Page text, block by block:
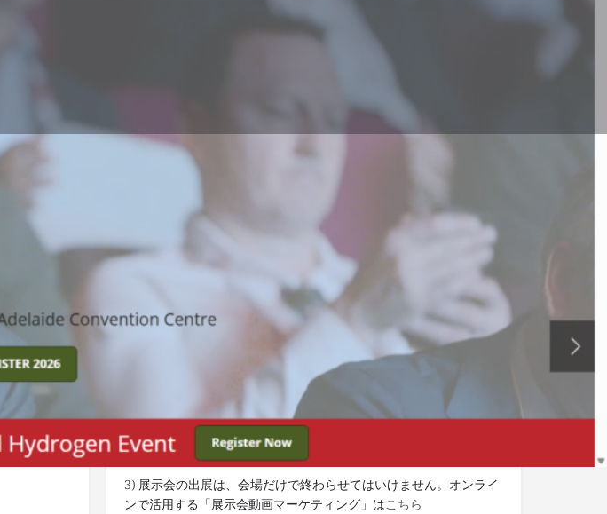
記事をシェア ウエブサイト
保蔵
インターネット展示会.tv 編集部より
1) 世界中の展示会の最新情報をメールでお
知らせします。メルマガの登録は
こちら。
2) 出展をご検討ですか？出展サポートをご
利用ください。国内出展・ブースプランニ
ング/海外出展支援
3) 展示会の出展は、会場だけで終わらせてはいけません。オンライ
ンで活用する「展示会動画マーケティング」はこちら